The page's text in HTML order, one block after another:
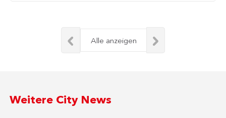
Alle anzeigen
Weitere City News